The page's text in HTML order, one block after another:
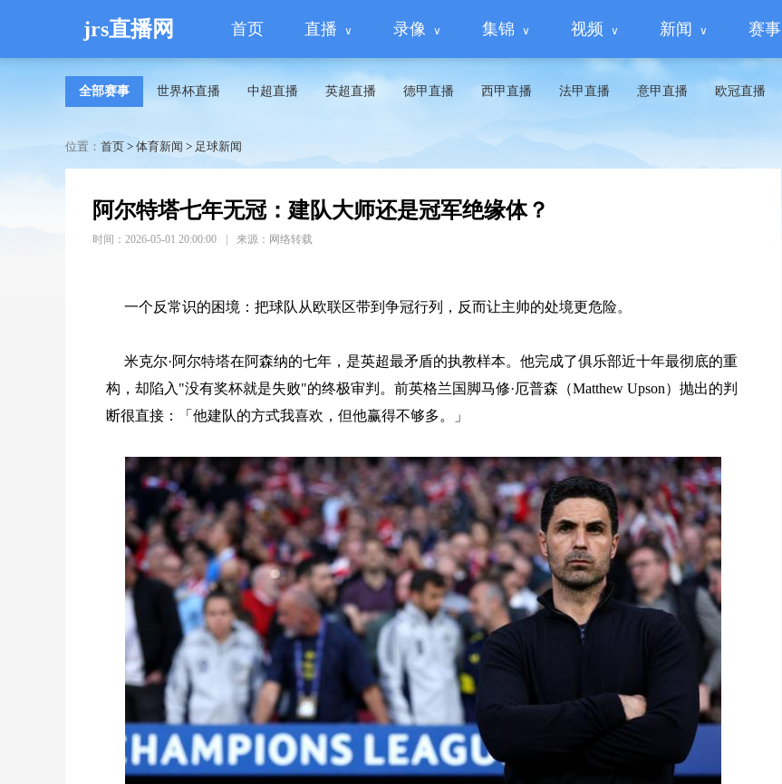
jrs直播网 首页 直播 录像 集锦 视频 新闻 赛事
全部赛事 世界杯直播 中超直播 英超直播 德甲直播 西甲直播 法甲直播 意甲直播 欧冠直播
位置： 首页 > 体育新闻 > 足球新闻
阿尔特塔七年无冠：建队大师还是冠军绝缘体？
时间：2026-05-01 20:00:00 来源：网络转载
一个反常识的困境：把球队从欧联区带到争冠行列，反而让主帅的处境更危险。
米克尔·阿尔特塔在阿森纳的七年，是英超最矛盾的执教样本。他完成了俱乐部近十年最彻底的重
构，却陷入"没有奖杯就是失败"的终极审判。前英格兰国脚马修·厄普森（Matthew Upson）抛出的判
断很直接：「他建队的方式我喜欢，但他赢得不够多。」